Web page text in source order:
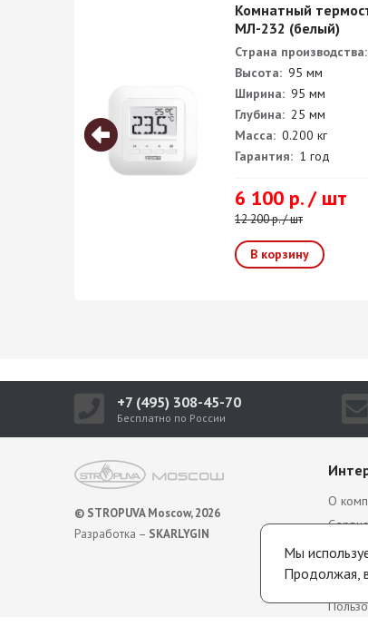
Комнатный
МЛ-232 (белый)
Страна производства:
Высота: 95 мм
Ширина: 95 мм
Глубина: 25 мм
Масса: 0.200 кг
Гарантия: 1 год
6 100 р. / шт
12 200 р. / шт
+7 (495) 308-45-70
Бесплатно по России
О
© STROPUVA Moscow, 2026
Разработка – SKARLYGIN
Мы
Продолжая,